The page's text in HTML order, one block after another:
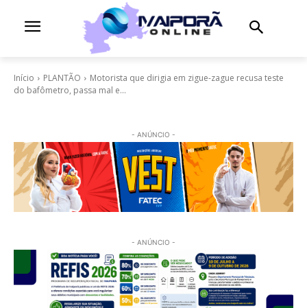
Início PLANTÃO
Motorista que dirigia em zigue-zague recusa teste
do bafômetro, passa mal e...
- ANÚNCIO -
- ANÚNCIO -